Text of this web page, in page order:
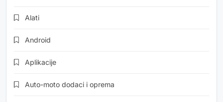
Alati
Android
Aplikacije
Auto-moto dodaci i oprema